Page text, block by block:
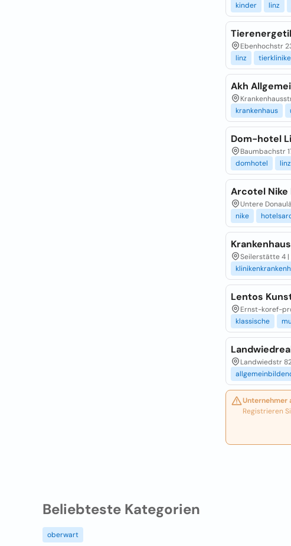
kinder
linz
Ebenhochstr
linz
Akh
krankenhaus
Dom-hotel
Baumbachstr
domhotel
linz
Arcotel Nike
Untere
nike
Seilerstätte 4 |
Lentos
Ernst-koref-
klassische
Landwiedstr
Unternehmer
Registrieren
Beliebteste Kategorien
oberwart